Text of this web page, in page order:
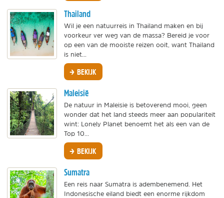
Thailand
Wil je een natuurreis in Thailand maken en bij
voorkeur ver weg van de massa? Bereid je voor
op een van de mooiste reizen ooit, want Thailand
is niet...
BEKIJK
Maleisië
De natuur in Maleisie is betoverend mooi, geen
wonder dat het land steeds meer aan populariteit
wint: Lonely Planet benoemt het als een van de
Top 10...
BEKIJK
Sumatra
Een reis naar Sumatra is adembenemend. Het
Indonesische eiland biedt een enorme rijkdom